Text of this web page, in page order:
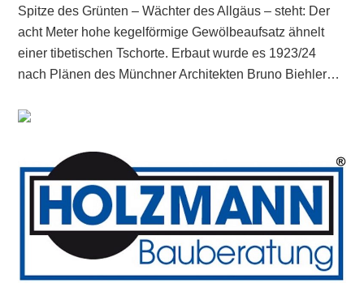
Spitze des Grünten – Wächter des Allgäus – steht: Der
acht Meter hohe kegelförmige Gewölbeaufsatz ähnelt
einer tibetischen Tschorte. Erbaut wurde es 1923/24
nach Plänen des Münchner Architekten Bruno Biehler…
Primary
Sidebar